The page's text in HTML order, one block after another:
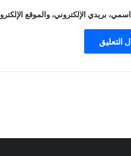
بريدي الإلكتروني، والموقع